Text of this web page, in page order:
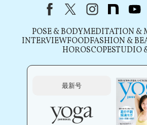
FacebookX（旧Twitter）
instagram
note
POSE & BODYMEDITATION &
INTERVIEWFOODFASHION &
HOROSCOPESTUDIO
最新号